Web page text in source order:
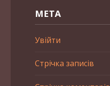
МЕТА
Увійти
Стрічка записів